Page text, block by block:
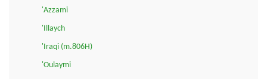
'Azzami
'Illaych
'Iraqi (m.806H)
'Oulaymi